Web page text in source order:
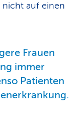
nicht auf einen
Frauen
immer
Patienten